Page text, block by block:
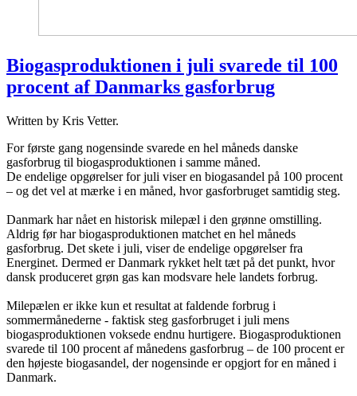
Biogasproduktionen i juli svarede til 100
procent af Danmarks gasforbrug
Written by Kris Vetter.
For første gang nogensinde svarede en hel måneds danske
gasforbrug til biogasproduktionen i samme måned.
De endelige opgørelser for juli viser en biogasandel på 100 procent
– og det vel at mærke i en måned, hvor gasforbruget samtidig steg.
Danmark har nået en historisk milepæl i den grønne omstilling.
Aldrig før har biogasproduktionen matchet en hel måneds
gasforbrug. Det skete i juli, viser de endelige opgørelser fra
Energinet. Dermed er Danmark rykket helt tæt på det punkt, hvor
dansk produceret grøn gas kan modsvare hele landets forbrug.
Milepælen er ikke kun et resultat at faldende forbrug i
sommermånederne - faktisk steg gasforbruget i juli mens
biogasproduktionen voksede endnu hurtigere. Biogasproduktionen
svarede til 100 procent af månedens gasforbrug – de 100 procent er
den højeste biogasandel, der nogensinde er opgjort for en måned i
Danmark.